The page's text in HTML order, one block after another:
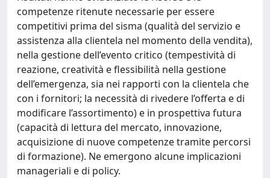
competenze ritenute necessarie per essere
competitivi prima del sisma (qualità del servizio e
assistenza alla clientela nel momento della vendita),
nella gestione dell’evento critico (tempestività di
reazione, creatività e flessibilità nella gestione
dell’emergenza, sia nei rapporti con la clientela che
con i fornitori; la necessità di rivedere l’offerta e di
modificare l’assortimento) e in prospettiva futura
(capacità di lettura del mercato, innovazione,
acquisizione di nuove competenze tramite percorsi
di formazione). Ne emergono alcune implicazioni
manageriali e di policy.